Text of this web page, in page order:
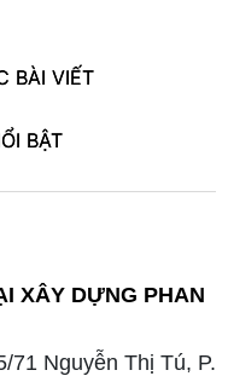
BÀI VIẾT
BẬT
XÂY DỰNG PHAN
71 Nguyễn Thị Tú, P.